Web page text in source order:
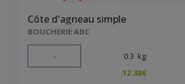
Côte d'agneau simple
BOUCHERIE ABC
- 0.3 kg
12.38€